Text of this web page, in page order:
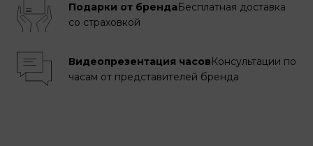
Подарки от брендаБесплатная доставка
со страховкой
Видеопрезентация часовКонсультации по
часам от представителей бренда